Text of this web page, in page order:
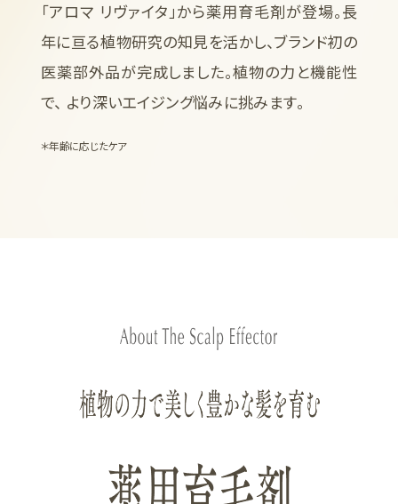
「アロマ リヴァイタ」から薬用育毛剤が登場。長
年に亘る植物研究の知見を活かし、ブランド初の
医薬部外品が完成しました。植物の力と機能性
で、 より深いエイジング悩みに挑みます。
＊年齢に応じたケア